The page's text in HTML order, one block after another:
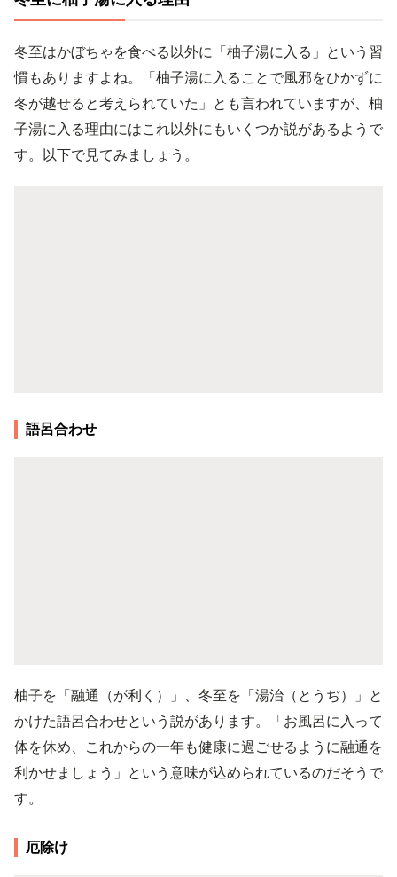
冬至はかぼちゃを食べる以外に「柚子湯に入る」という習
慣もありますよね。「柚子湯に入ることで風邪をひかずに
冬が越せると考えられていた」とも言われていますが、柚
子湯に入る理由にはこれ以外にもいくつか説があるようで
す。以下で見てみましょう。
語呂合わせ
柚子を「融通（が利く）」、冬至を「湯治（とうぢ）」と
かけた語呂合わせという説があります。「お風呂に入って
体を休め、これからの一年も健康に過ごせるように融通を
利かせましょう」という意味が込められているのだそうで
す。
厄除け